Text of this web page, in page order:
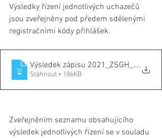
Výsledky řízení jednotlivých uchazečů
jsou zveřejněny pod předem sdělenými
registračními kódy přihlášek.
Výsledek zápisu .
Stáhnout • 186KB
Zveřejněním seznamu obsahujícího
výsledek jednotlivých řízení se v souladu